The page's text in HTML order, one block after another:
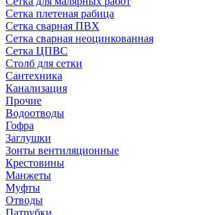
Сетка плетеная рабица
Сетка сварная ПВХ
Сетка сварная неоцинкованная
Сетка ЦПВС
Столб для сетки
Сантехника
Канализация
Прочие
Водоотводы
Гофра
Заглушки
Зонты вентиляционные
Крестовины
Манжеты
Муфты
Отводы
Патрубки